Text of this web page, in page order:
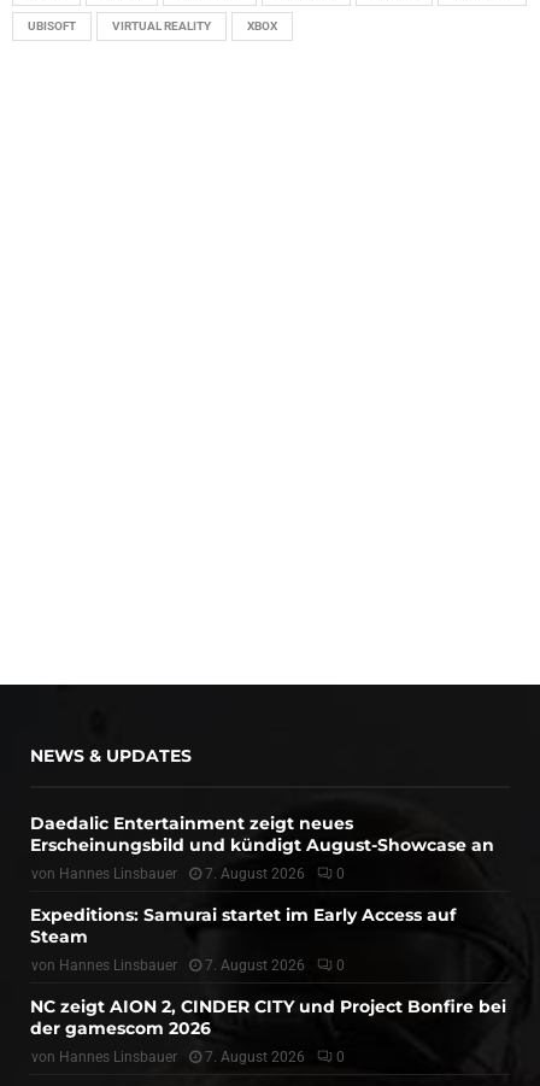
UBISOFT VIRTUAL REALITY XBOX
NEWS & UPDATES
Daedalic Entertainment zeigt neues
Erscheinungsbild und kündigt August-Showcase an
von Hannes Linsbauer 7. August 2026 0
Expeditions: Samurai startet im Early Access auf
Steam
von Hannes Linsbauer 7. August 2026 0
NC zeigt AION 2, CINDER CITY und Project Bonfire bei
der gamescom 2026
von Hannes Linsbauer 7. August 2026 0